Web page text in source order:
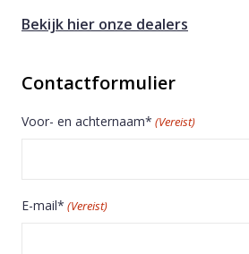
Bekijk hier onze dealers
Contactformulier
Voor- en achternaam* (Vereist)
E-mail* (Vereist)